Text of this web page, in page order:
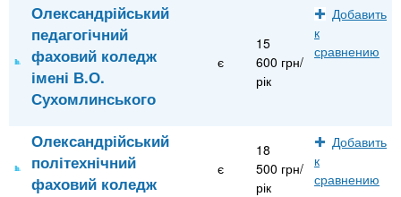
Олександрійський
педагогічний
фаховий коледж
імені В.О.
Сухомлинського
є
15
600 грн/
рік
Добавить
к
сравнению
Олександрійський
політехнічний
фаховий коледж
є
18
500 грн/
рік
Добавить
к
сравнению